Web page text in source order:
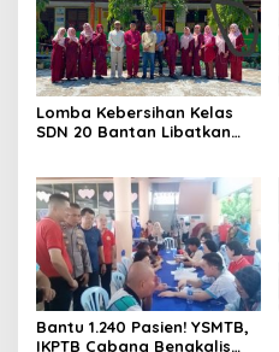
Lomba Kebersihan Kelas
SDN 20 Bantan Libatkan
Bantu 1.240 Pasien! YSMTB,
IKPTB Cabang Bengkalis